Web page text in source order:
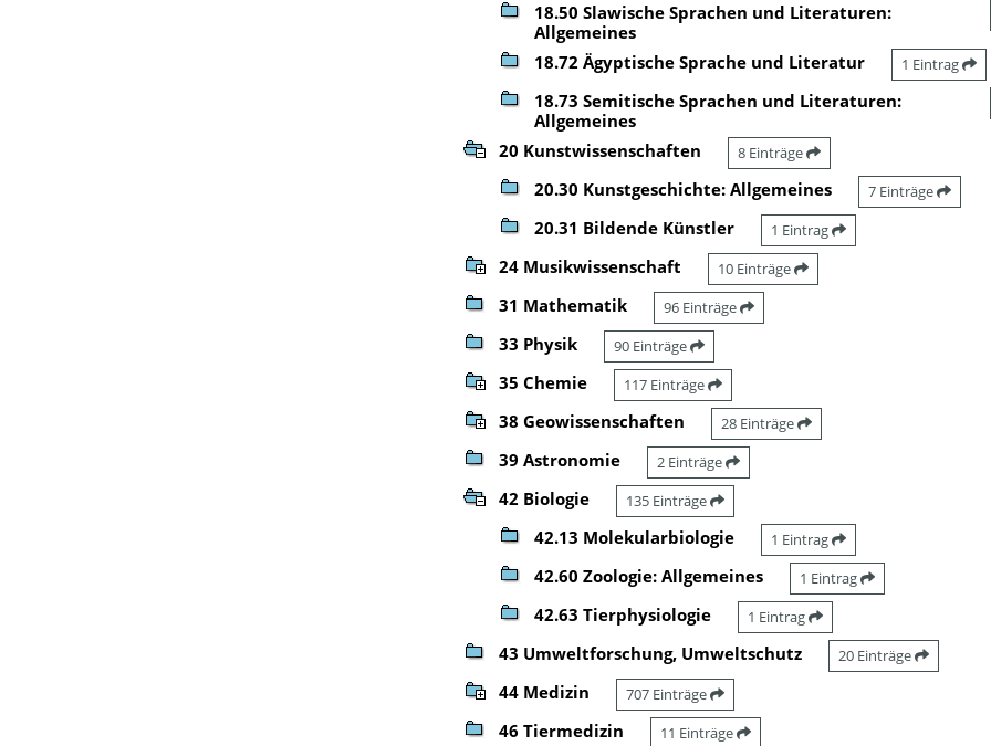
18.50 Slawische Sprachen und Literaturen:
Allgemeines
18.72 Ägyptische Sprache und Literatur 1 Eintrag
18.73 Semitische Sprachen und Literaturen:
Allgemeines
20 Kunstwissenschaften 8 Einträge
20.30 Kunstgeschichte: Allgemeines 7 Einträge
20.31 Bildende Künstler 1 Eintrag
24 Musikwissenschaft 10 Einträge
31 Mathematik 96 Einträge
33 Physik 90 Einträge
35 Chemie 117 Einträge
38 Geowissenschaften 28 Einträge
39 Astronomie 2 Einträge
42 Biologie 135 Einträge
42.13 Molekularbiologie 1 Eintrag
42.60 Zoologie: Allgemeines 1 Eintrag
42.63 Tierphysiologie 1 Eintrag
43 Umweltforschung, Umweltschutz 20 Einträge
44 Medizin 707 Einträge
46 Tiermedizin 11 Einträge